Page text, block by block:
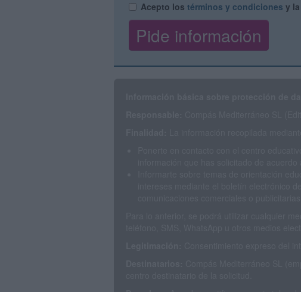
Acepto los términos y condiciones y la